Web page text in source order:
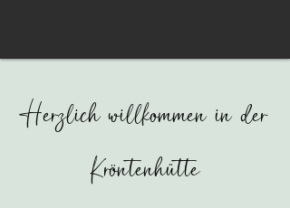
Herzlich willkommen in der
Kröntenhütte